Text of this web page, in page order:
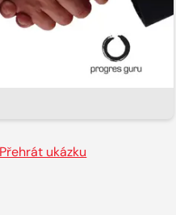
Přehrát ukázku